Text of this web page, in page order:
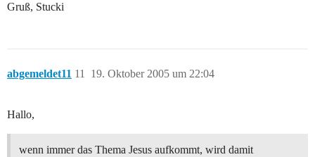
Gruß, Stucki
abgemeldet11 19. Oktober 2005 um 22:04
11
Hallo,
wenn immer das Thema Jesus aufkommt, wird damit